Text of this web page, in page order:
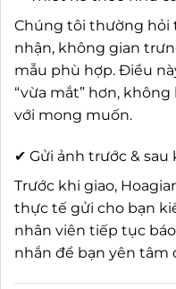
Chúng tôi thường hỏi
nhận, không gian
mẫu phù hợp. Điều
“vừa mắt” hơn,
với mong muốn.
✔ Gửi ảnh trước & sau
Trước khi giao,
thực tế gửi cho bạn
nhân viên tiếp tục
nhắn để bạn yên tâm